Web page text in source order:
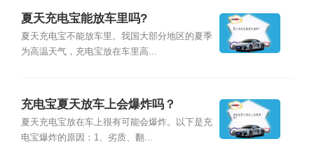
夏天充电宝能放车里吗?
夏天充电宝不能放车里。我国大部分地区的夏季
为高温天气，充电宝放在车里高...
充电宝夏天放车上会爆炸吗？
夏天充电宝放在车上很有可能会爆炸。以下是充
电宝爆炸的原因：1、劣质、翻...